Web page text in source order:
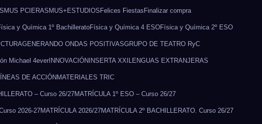
PCI ERASMUS+ ESTUDIOS Felices Fiestas Finalizar compra
y Química 1º BachilleratoFísica y Química 4 ESOFísica y Química 2º ESO
GENERANDO ONDAS POSITIVASGRUPO DE TEATRO RyC
Michael 4ever INNOVACIÓN INSERTA XXI LENGUAS EXTRANJERAS
DE ACCIÓNMATERIALES TRIC
– Curso 26/27MATRÍCULA 1º ESO – Curso 26/27
2026-27MATRÍCULA 2026/27MATRÍCULA 2º BACHILLERATO. Curso 26/27